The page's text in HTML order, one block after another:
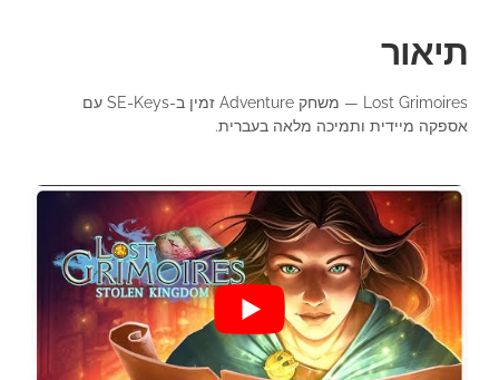
תיאור
Lost Grimoires — משחק Adventure זמין ב-SE-Keys עם
אספקה מיידית ותמיכה מלאה בעברית.